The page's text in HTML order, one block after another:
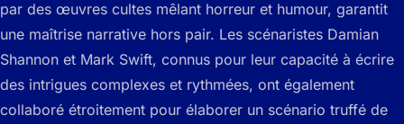
par des œuvres cultes mêlant horreur et humour, garantit
une maîtrise narrative hors pair. Les scénaristes Damian
Shannon et Mark Swift, connus pour leur capacité à écrire
des intrigues complexes et rythmées, ont également
collaboré étroitement pour élaborer un scénario truffé de